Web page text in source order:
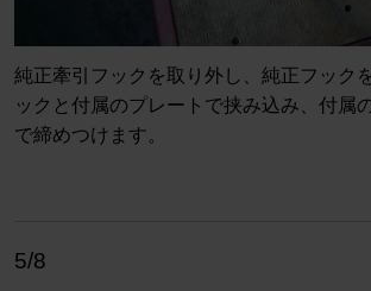
純正牽引フックを取り外し、純正フック
ックと付属のプレートで挟み込み、付属
で締めつけます。
5/8